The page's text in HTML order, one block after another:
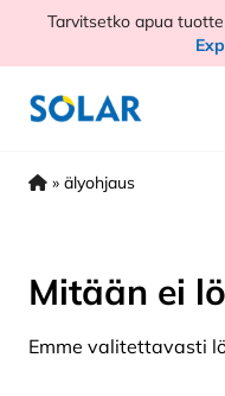
HyppääTarvitsetko apua
» älyohjaus
Mitään ei
Emme valitettavasti